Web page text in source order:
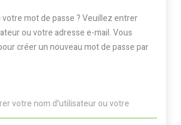
mot de passe ? Veuillez entrer
ou votre adresse e-mail. Vous
créer un nouveau mot de passe par
votre nom d'utilisateur ou votre